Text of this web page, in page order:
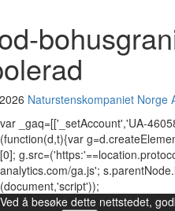
Naturstenskompaniet Norge
var _gaq=[['_setAccount','UA-
(function(d,t){var
[0];
analytics.com/ga.js';
(document,'script'));
Ved å besøke dette nettstedet,